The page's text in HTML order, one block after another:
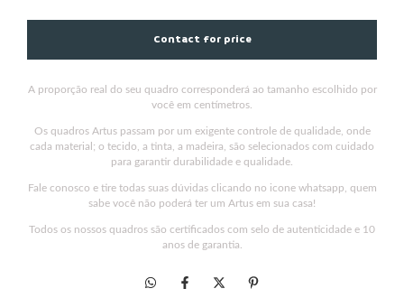
A proporção real do seu quadro corresponderá ao tamanho escolhido por
você em centímetros.
Os quadros Artus passam por um exigente controle de qualidade, onde
cada material; o tecido, a tinta, a madeira, são selecionados com cuidado
para garantir durabilidade e qualidade.
Fale conosco e tire todas suas dúvidas clicando no icone whatsapp, quem
sabe você não poderá ter um Artus em sua casa!
Todos os nossos quadros são certificados com selo de autenticidade e 10
anos de garantia.